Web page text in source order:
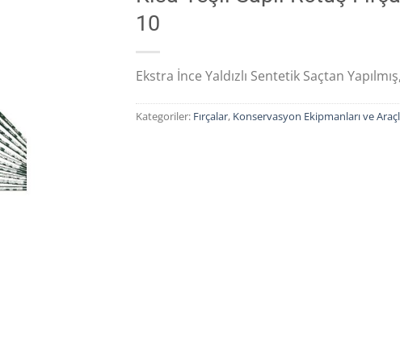
10
Ekstra İnce Yaldızlı Sentetik Saçtan
Kategoriler: Fırçalar, Konservasyon Ekipmanları ve